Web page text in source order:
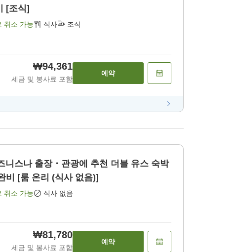
[조식]
취소 가능 식사 조식
₩94,361
세금 및 봉사료 포함
예약
출장・관광에 추천 더블 유스 숙박
완비 [룸 온리 (식사 없음)]
취소 가능 식사 없음
₩81,780
세금 및 봉사료 포함
예약